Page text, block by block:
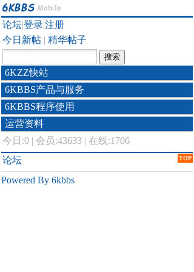
论坛|登录|注册
今日新帖 | 精华帖子
6KZZ快站
6KBBS产品与服务
6KBBS程序使用
运营资料
今日:0 | 会员:43633 | 在线:1706
TOP
论坛
Powered By 6kbbs